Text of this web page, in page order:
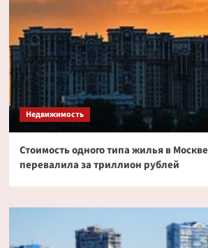
Недвижимость
Стоимость одного типа жилья в
перевалила за триллион рублей